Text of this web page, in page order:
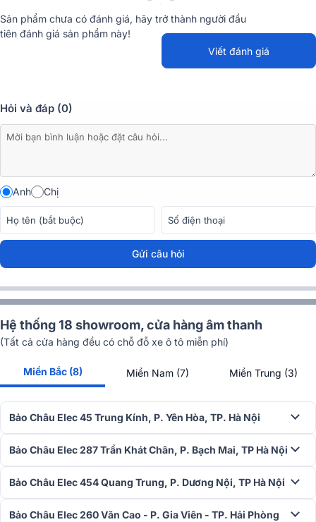
ITC T-521A được tích hợp chức năng nhạc dạo đầu với độ nhạy
-50±2dB, tạo ra một trải nghiệm chuyên nghiệp hơn khi bắt đầu sử
dụng microphone. Tính năng này không chỉ mang đến âm thanh nền
ấn tượng mà còn giúp tạo sự chú ý ngay lập tức khi bắt đầu phát
Microphone ITC T-521A có khả năng hoạt động với cả nguồn điện
dụng khác nhau. Với khoảng cách hoạt động lên đến 10m, sản
hiệu âm thanh.
Sản phẩm chưa có đánh giá, hãy trở thành người đầu
tiên đánh giá sản phẩm này!
Viết đánh giá
Hỏi và đáp (0)
Anh Chị
Gửi câu hỏi
Hệ thống 18 showroom, cửa hàng âm thanh
(Tất cả cửa hàng đều có chỗ đỗ xe ô tô miễn phí)
Miền Bắc (8) Miền Nam (7) Miền Trung (3)
Bảo Châu Elec 45 Trung Kính, P. Yên Hòa, TP. Hà Nội
Bảo Châu Elec 287 Trần Khát Chân, P. Bạch Mai, TP Hà Nội
Bảo Châu Elec 454 Quang Trung, P. Dương Nội, TP Hà Nội
Bảo Châu Elec 260 Văn Cao - P. Gia Viên - TP. Hải Phòng